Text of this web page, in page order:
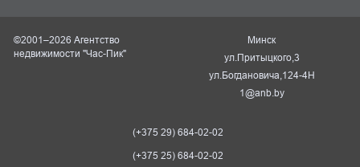
©2001–2026 Агентство
недвижимости "Час-Пик"
Минск
ул.Притыцкого,3
ул.Богдановича,124-4Н
1@anb.by
(+375 29) 684-02-02
(+375 25) 684-02-02